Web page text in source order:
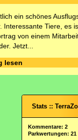
ein schönes
Interessante Tiere, es
von einem
Jetzt...
lesen
Stats ::
Kommentare: 2
Parkwertungen: 21